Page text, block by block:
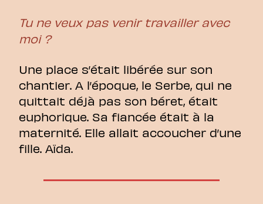
Tu ne veux pas venir travailler avec
moi ?
Une place s’était libérée sur son
chantier. A l’époque, le Serbe, qui ne
quittait déjà pas son béret, était
euphorique. Sa fiancée était à la
maternité. Elle allait accoucher d’une
fille. Aïda.